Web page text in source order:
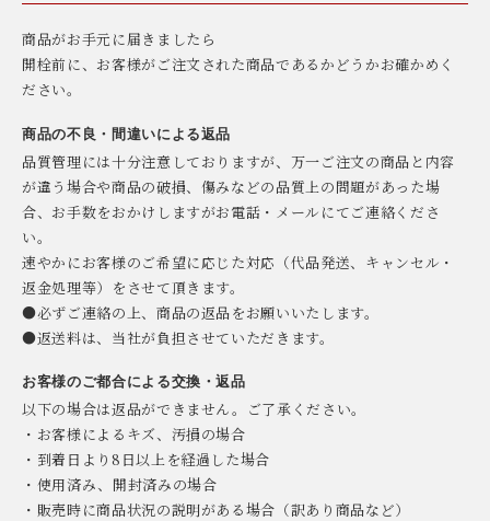
商品がお手元に届きましたら
開栓前に、お客様がご注文された商品であるかどうかお確かめく
ださい。
商品の不良・間違いによる返品
品質管理には十分注意しておりますが、万一ご注文の商品と内容
が違う場合や商品の破損、傷みなどの品質上の問題があった場
合、お手数をおかけしますがお電話・メールにてご連絡くださ
い。
速やかにお客様のご希望に応じた対応（代品発送、キャンセル・
返金処理等）をさせて頂きます。
●必ずご連絡の上、商品の返品をお願いいたします。
●返送料は、当社が負担させていただきます。
お客様のご都合による交換・返品
以下の場合は返品ができません。ご了承ください。
・お客様によるキズ、汚損の場合
・到着日より8日以上を経過した場合
・使用済み、開封済みの場合
・販売時に商品状況の説明がある場合（訳あり商品など）